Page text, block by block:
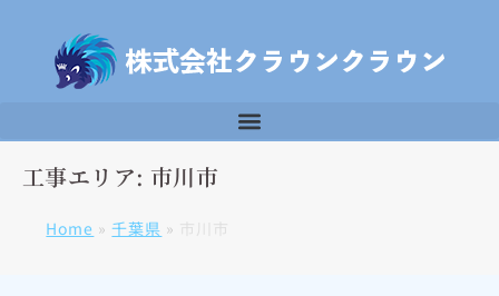
工事エリア: 市川市
Home »千葉県 »